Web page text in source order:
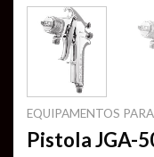
EQUIPAMENTOS
Pistola JGA-